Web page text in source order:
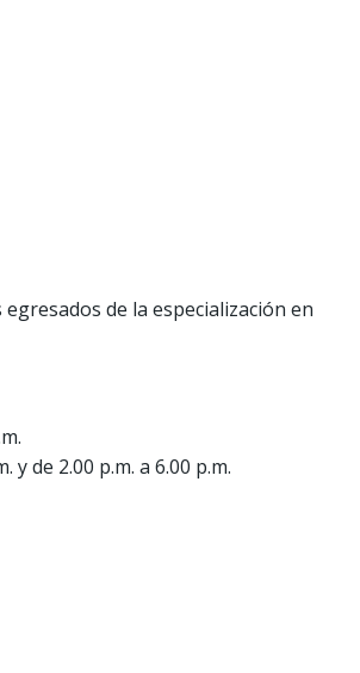
de la especialización en
y de 2.00 p.m. a 6.00 p.m.